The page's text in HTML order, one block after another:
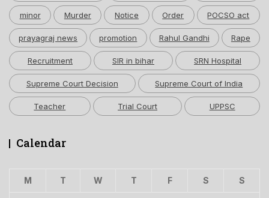
minor Murder Notice Order POCSO act
prayagraj news promotion Rahul Gandhi Rape
Recruitment SIR in bihar SRN Hospital
Supreme Court Decision Supreme Court of India
Teacher Trial Court UPPSC
Calendar
M T W T F S S